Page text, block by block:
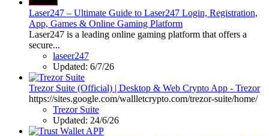
Laser247 – Ultimate Guide to Laser247 Login, Registration,
App, Games & Online Gaming Platform
Laser247 is a leading online gaming platform that offers a
secure...
laseer247
Updated: 6/7/26
Trezor Suite (Official) | Desktop & Web Crypto App - Trezor
https://sites.google.com/wallletcrypto.com/trezor-suite/home/
Trezor Suite
Updated: 24/6/26